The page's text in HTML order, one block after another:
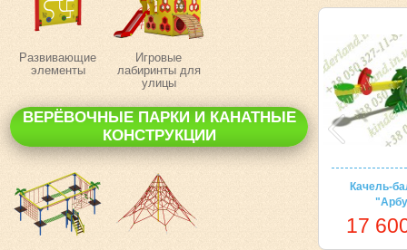
Развивающие
элементы
Игровые
лабиринты для
улицы
ВЕРЁВОЧНЫЕ ПАРКИ И КАНАТНЫЕ
КОНСТРУКЦИИ
Качель-
17